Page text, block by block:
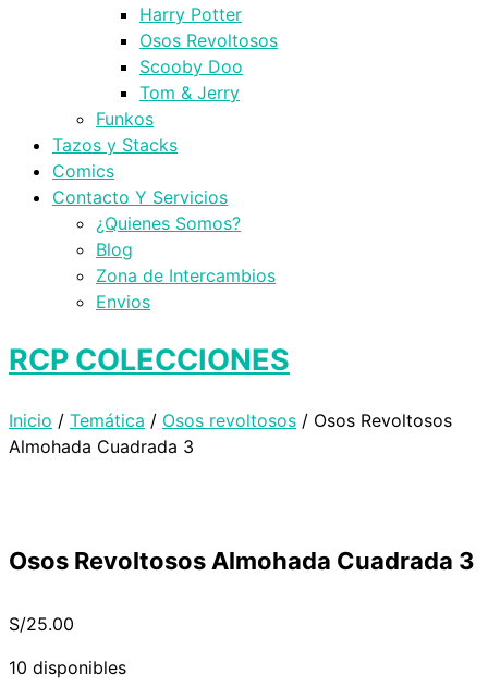
Harry Potter
Osos Revoltosos
Scooby Doo
Tom & Jerry
Funkos
Tazos y Stacks
Comics
Contacto Y Servicios
¿Quienes Somos?
Blog
Zona de Intercambios
Envios
RCP COLECCIONES
Inicio / Temática / Osos revoltosos / Osos Revoltosos
Almohada Cuadrada 3
Osos Revoltosos Almohada Cuadrada 3
S/25.00
10 disponibles